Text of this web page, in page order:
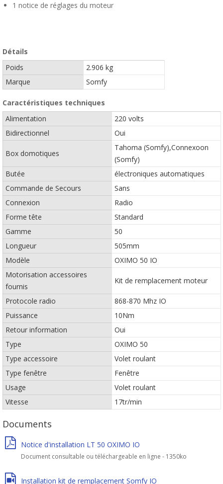
1 notice de réglages du moteur
Détails
Poids
2.906 kg
Marque
Somfy
Caractéristiques techniques
Alimentation
220 volts
Bidirectionnel
Oui
Box domotiques
Tahoma (Somfy),Connexoon
(Somfy)
Butée
électroniques automatiques
Commande de Secours
Sans
Connexion
Radio
Forme tête
Standard
Gamme
50
Longueur
505mm
Modèle
OXIMO 50 IO
Motorisation accessoires
fournis
Kit de remplacement moteur
Protocole radio
868-870 Mhz IO
Puissance
10Nm
Retour information
Oui
Type
OXIMO 50
Type accessoire
Volet roulant
Type fenêtre
Fenêtre
Usage
Volet roulant
Vitesse
17tr/min
Documents
Notice d'installation LT 50 OXIMO IO
Document consultable ou téléchargeable en ligne - 1350ko
Installation kit de remplacement Somfy IO